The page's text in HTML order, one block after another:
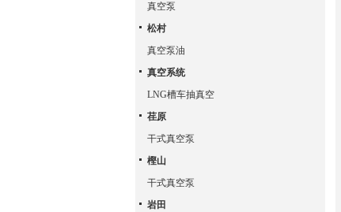
真空泵
松村
真空泵油
真空系统
LNG槽车抽真空
荏原
干式真空泵
樫山
干式真空泵
岩田